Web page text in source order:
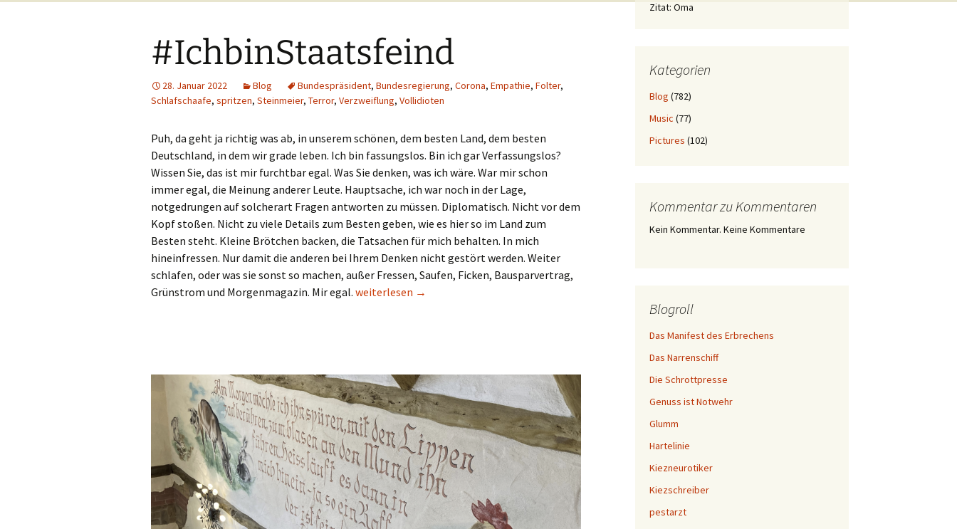
#IchbinStaatsfeind
28. Januar 2022 Blog Bundespräsident, Bundesregierung, Corona, Empathie, Folter,
Schlafschaafe, spritzen, Steinmeier, Terror, Verzweiflung, Vollidioten
Puh, da geht ja richtig was ab, in unserem schönen, dem besten Land, dem besten
Deutschland, in dem wir grade leben. Ich bin fassungslos. Bin ich gar Verfassungslos?
Wissen Sie, das ist mir furchtbar egal. Was Sie denken, was ich wäre. War mir schon
immer egal, die Meinung anderer Leute. Hauptsache, ich war noch in der Lage,
notgedrungen auf solcherart Fragen antworten zu müssen. Diplomatisch. Nicht vor dem
Kopf stoßen. Nicht zu viele Details zum Besten geben, wie es hier so im Land zum
Besten steht. Kleine Brötchen backen, die Tatsachen für mich behalten. In mich
hineinfressen. Nur damit die anderen bei Ihrem Denken nicht gestört werden. Weiter
schlafen, oder was sie sonst so machen, außer Fressen, Saufen, Ficken, Bausparvertrag,
Grünstrom und Morgenmagazin. Mir egal. #IchbinStaatsfeind
weiterlesen →
Zitat: Oma
Kategorien
Blog (782)
Music (77)
Pictures (102)
Kommentar zu Kommentaren
Kein Kommentar. Keine Kommentare
Blogroll
Das Manifest des Erbrechens
Das Narrenschiff
Die Schrottpresse
Genuss ist Notwehr
Glumm
Hartelinie
Kiezneurotiker
Kiezschreiber
pestarzt